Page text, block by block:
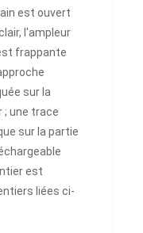
est ouvert
l'ampleur
frappante
sur la
; une trace
sur la partie
est
liées ci-